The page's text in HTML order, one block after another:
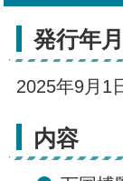
発行年
2025年9月1
内容